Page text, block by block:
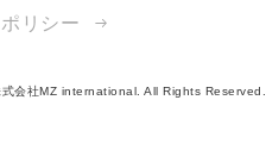
リシー
式会社MZ international. All Rights Reserved.